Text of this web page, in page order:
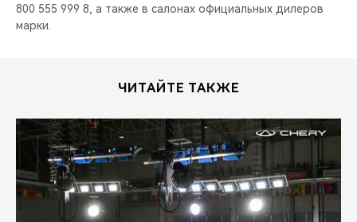
800 555 999 8, а также в салонах официальных дилеров
марки.
ЧИТАЙТЕ ТАКЖЕ